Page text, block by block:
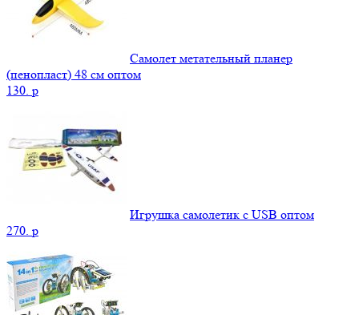
Самолет метательный планер
(пенопласт) 48 см оптом
130. p
Игрушка самолетик с USB оптом
270. p